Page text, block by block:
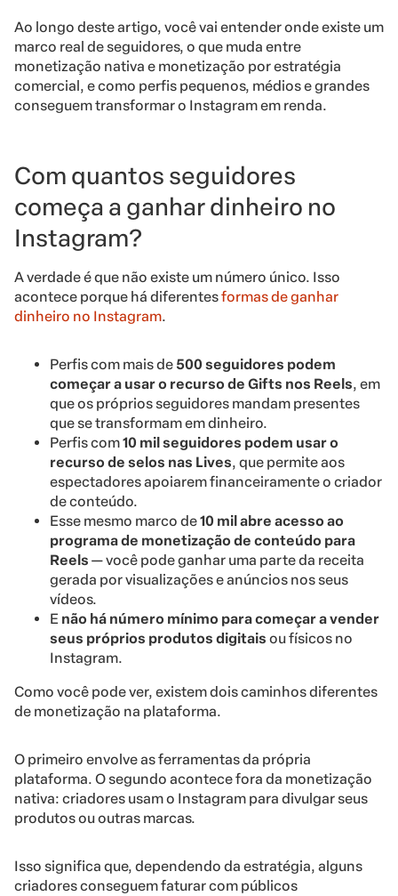
Ao longo deste artigo, você vai entender onde existe um
marco real de seguidores, o que muda entre
monetização nativa e monetização por estratégia
comercial, e como perfis pequenos, médios e grandes
conseguem transformar o Instagram em renda.
Com quantos seguidores
começa a ganhar dinheiro no
Instagram?
A verdade é que não existe um número único. Isso
acontece porque há diferentesformas de ganhar
dinheiro no Instagram.
Perfis com mais de 500 seguidores podem
começar a usar o recurso de Gifts nos Reels, em
que os próprios seguidores mandam presentes
que se transformam em dinheiro.
Perfis com10 mil seguidores podem usar o
recurso de selos nas Lives, que permite aos
espectadores apoiarem financeiramente o criador
de conteúdo.
Esse mesmo marco de10 mil abre acesso ao
programa de monetização de conteúdo para
Reels — você pode ganhar uma parte da receita
gerada por visualizações e anúncios nos seus
vídeos.
E não há número mínimo para começar a vender
seus próprios produtos digitais ou físicos no
Instagram.
Como você pode ver, existem dois caminhos diferentes
de monetização na plataforma.
O primeiro envolve as ferramentas da própria
plataforma. O segundo acontece fora da monetização
nativa: criadores usam o Instagram para divulgar seus
produtos ou outras marcas.
Isso significa que, dependendo da estratégia, alguns
criadores conseguem faturar com públicos